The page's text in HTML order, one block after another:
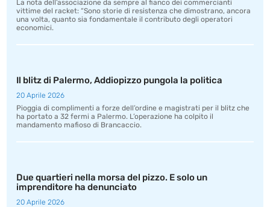
La nota dell’associazione da sempre al fianco dei commercianti
vittime del racket: “Sono storie di resistenza che dimostrano, ancora
una volta, quanto sia fondamentale il contributo degli operatori
economici.
Il blitz di Palermo, Addiopizzo pungola la politica
20 Aprile 2026
Pioggia di complimenti a forze dell’ordine e magistrati per il blitz che
ha portato a 32 fermi a Palermo. L’operazione ha colpito il
mandamento mafioso di Brancaccio.
Due quartieri nella morsa del pizzo. E solo un
imprenditore ha denunciato
20 Aprile 2026